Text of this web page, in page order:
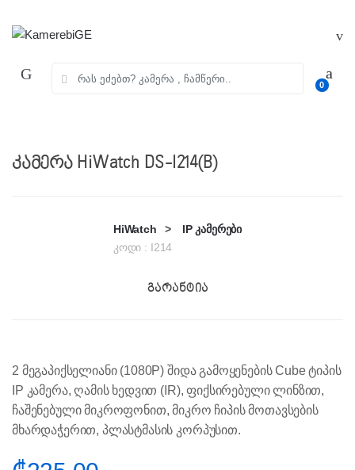
0
კამერა HiWatch DS-I214(B)
HiWatch >
IP კამერები
კოდი : I214
2 მეგაპიქსელიანი (1080P) შიდა გამოყენების Cube ტიპის
IP კამერა, ღამის ხედვით (IR), ფიქსირებული ლინზით,
ჩაშენებული მიკროფონით, მიკრო ჩიპის მოთავსების
მხარდაჭერით, პლასტმასის კორპუსით.